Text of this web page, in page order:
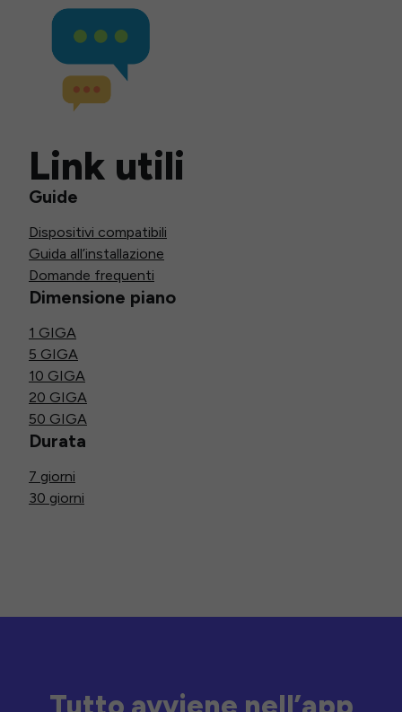
Link utili
Guide
Dispositivi compatibili
Guida all’installazione
Domande frequenti
Dimensione piano
1 GIGA
5 GIGA
10 GIGA
20 GIGA
50 GIGA
Durata
7 giorni
30 giorni